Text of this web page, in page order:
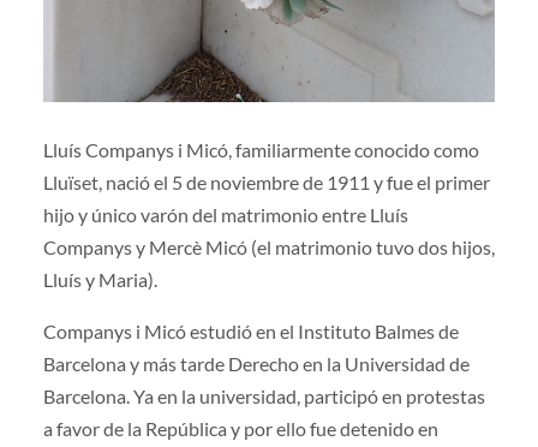
Lluís Companys i Micó, familiarmente conocido como
Lluïset, nació el 5 de noviembre de 1911 y fue el primer
hijo y único varón del matrimonio entre Lluís
Companys y Mercè Micó (el matrimonio tuvo dos hijos,
Lluís y Maria).
Companys i Micó estudió en el Instituto Balmes de
Barcelona y más tarde Derecho en la Universidad de
Barcelona. Ya en la universidad, participó en protestas
a favor de la República y por ello fue detenido en